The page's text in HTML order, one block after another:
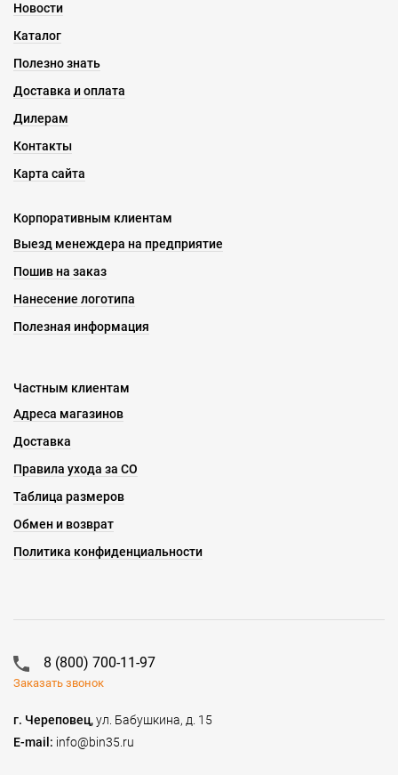
Новости
Каталог
Полезно знать
Доставка и оплата
Дилерам
Контакты
Карта сайта
Корпоративным клиентам
Выезд менеждера на предприятие
Пошив на заказ
Нанесение логотипа
Полезная информация
Частным клиентам
Адреса магазинов
Доставка
Правила ухода за СО
Таблица размеров
Обмен и возврат
Политика конфиденциальности
8 (800) 700-11-97
Заказать звонок
г. Череповец,ул. Бабушкина, д. 15
E-mail: info@bin35.ru